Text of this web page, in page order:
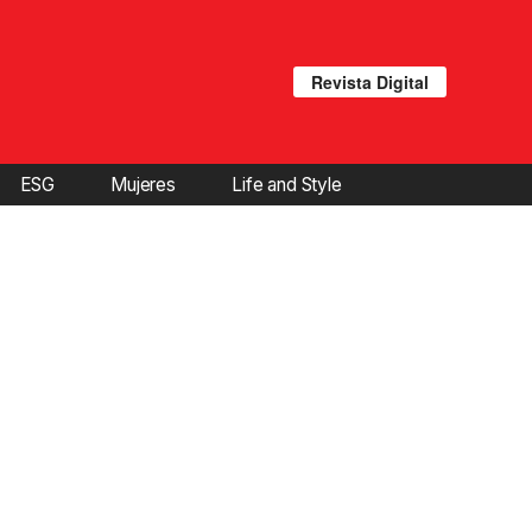
Revista Digital
ESG Mujeres Life and Style